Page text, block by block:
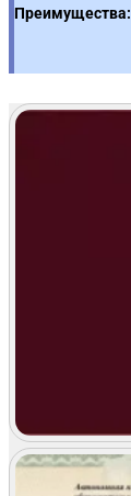
Преимущества: